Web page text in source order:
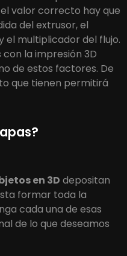
valor correcto hay que
del extrusor, el
multiplicador del flujo.
la impresión 3D
de estos factores. De
que tienen permitirá
en 3D depositan
formar toda la
cada una de esas
de lo que deseamos